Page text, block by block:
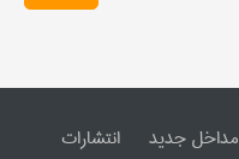
مداخل جدید انتشارات